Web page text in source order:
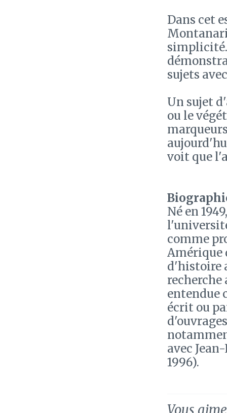
Dans cet
Montanari
sujets
Un sujet
ou le
voit que
Né en
comme
Amérique
d'histoire
entendue
écrit ou
avec
1996).